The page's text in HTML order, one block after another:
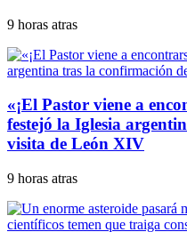
9 horas atras
«¡El Pastor viene a
festejó la Iglesia
visita de León XIV
9 horas atras